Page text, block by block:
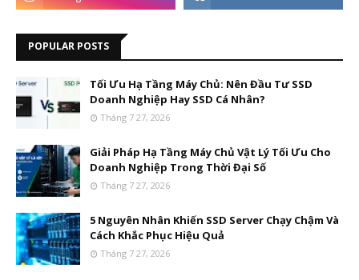
POPULAR POSTS
Tối Ưu Hạ Tầng Máy Chủ: Nên Đầu Tư SSD
Doanh Nghiệp Hay SSD Cá Nhân?
Tháng 7 27, 2026
Giải Pháp Hạ Tầng Máy Chủ Vật Lý Tối Ưu Cho
Doanh Nghiệp Trong Thời Đại Số
Tháng 7 27, 2026
5 Nguyên Nhân Khiến SSD Server Chạy Chậm Và
Cách Khắc Phục Hiệu Quả
Tháng 7 27, 2026